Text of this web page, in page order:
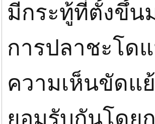
มีกระทู้ที่ตั้งขึ้น
การปลาชะโด
ความเห็นขัดแ
ยอมรับกันโดย